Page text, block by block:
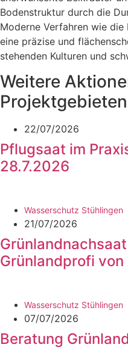
Bodenstruktur durch die
Moderne Verfahren wie
eine präzise und
stehenden Kulturen und
Weitere
Projektgebieten
22/07/2026
Pflugsaat im
28.7.2026
Wasserschutz Stühlingen
21/07/2026
Grünlandprofi von
Wasserschutz Stühlingen
07/07/2026
Beratung